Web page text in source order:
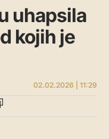
uhapsila
kojih je
02.02.2026 | 11:29